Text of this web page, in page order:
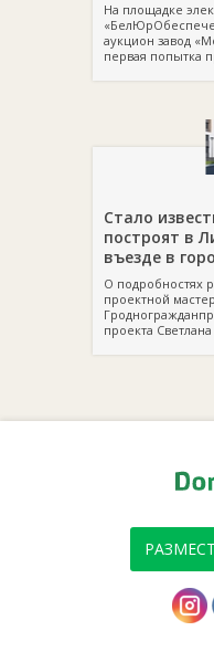
На площадке
аукцион завод
первая попытка
Стало
построят в
въезде в
О подробностях
проектной
проекта